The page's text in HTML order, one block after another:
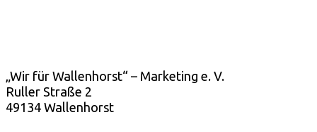
„Wir für Wallenhorst“ – Marketing e. V.
Ruller Straße 2
49134 Wallenhorst